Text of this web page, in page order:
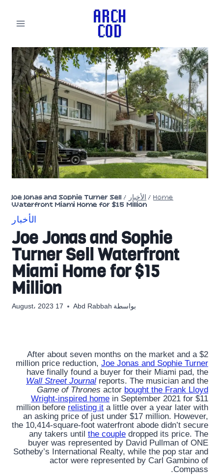
Home
/ الأخبار /
Joe Jonas and Sophie Turner Sell
Waterfront Miami Home for $15 Million
الأخبار
Joe Jonas and Sophie
Turner Sell Waterfront
Miami Home for $15
Million
بواسطة Abd Rabbah 17 August، 2023
After about seven months on the market and a $2
million price reduction, Joe Jonas and Sophie Turner
have finally found a buyer for their Miami pad, the
Wall Street Journal reports. The musician and the
Game of Thrones actor bought the Frank Lloyd
Wright-inspired home in September 2021 for $11
million before relisting it a little over a year later with
an asking price of just under $17 million. However,
the 10,414-square-foot waterfront abode didn’t secure
any takers until the couple dropped its price. The
buyer was represented by David Pullman of ONE
Sotheby’s International Realty, while the pop star and
actor were represented by Carl Gambino of
Compass.